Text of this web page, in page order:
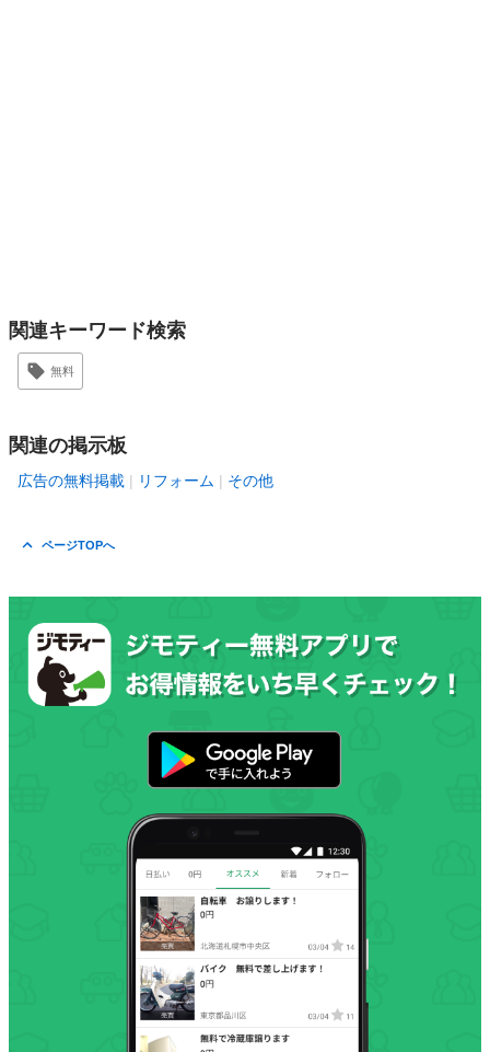
関連キーワード検索
無料
関連の掲示板
広告の無料掲載 リフォーム その他
ページTOPへ